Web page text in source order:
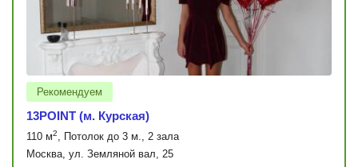
Рекомендуем
13POINT (м. Курская)
110 м2, Потолок до 3 м., 2 зала
Москва, ул. Земляной вал, 25